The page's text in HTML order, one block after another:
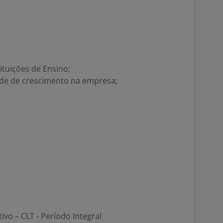
de Ensino;
de crescimento na empresa;
– CLT - Período Integral